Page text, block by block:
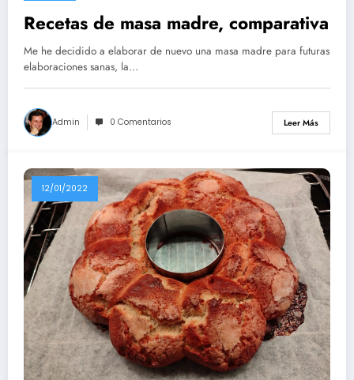
Recetas de masa madre, comparativa
Me he decidido a elaborar de nuevo una masa madre para futuras
elaboraciones sanas, la…
Admin 0 Comentarios Leer Más
12/01/2022